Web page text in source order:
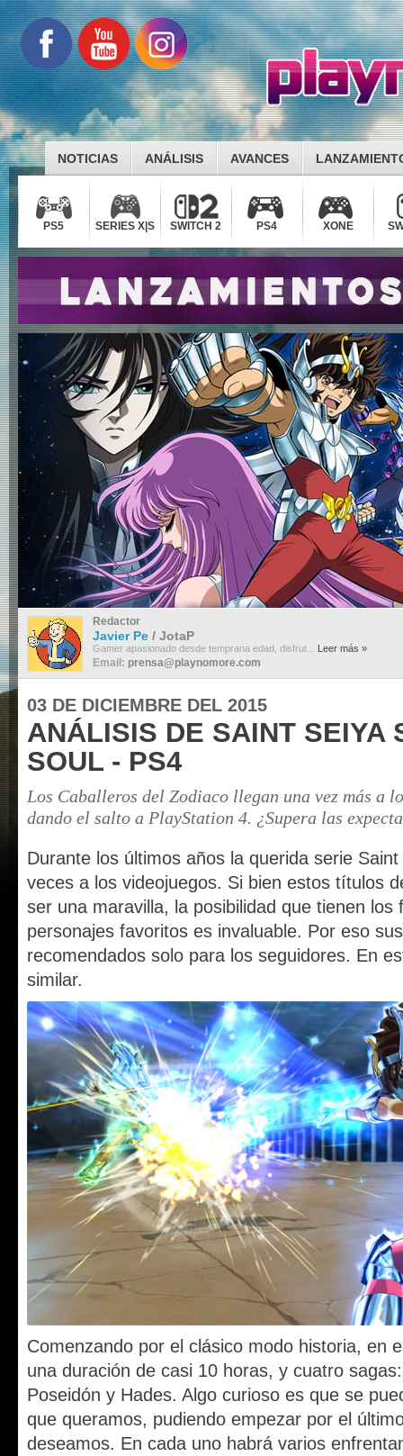
NOTICIAS ANÁLISIS AVANCES
PS5 SERIES X|S SWITCH 2 PS4 XONE
Redactor
Javier Pe / JotaP
Gamer apasionado desde temprana edad, disfrut... Leer más »
Email: prensa@playnomore.com
03 DE DICIEMBRE DEL 2015
ANÁLISIS DE SAINT SEIYA
SOUL - PS4
Los Caballeros del Zodiaco llegan una vez más a
dando el salto a PlayStation 4. ¿Supera las
Durante los últimos años la querida serie
veces a los videojuegos. Si bien estos títulos
ser una maravilla, la posibilidad que tienen los
personajes favoritos es invaluable. Por eso
recomendados solo para los seguidores. En
similar.
Comenzando por el clásico modo historia, en
una duración de casi 10 horas, y cuatro
Poseidón y Hades. Algo curioso es que se
que queramos, pudiendo empezar por el
deseamos. En cada uno habrá varios